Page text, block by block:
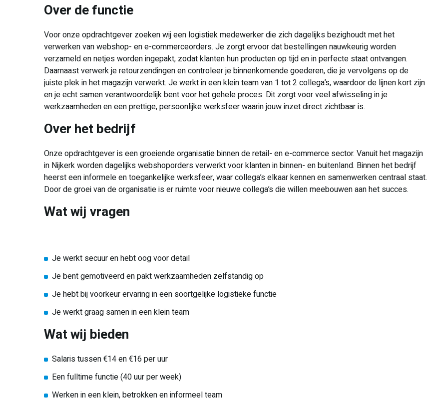
Over de functie
Voor onze opdrachtgever zoeken wij een logistiek medewerker die zich dagelijks bezighoudt met het
verwerken van webshop- en e-commerceorders. Je zorgt ervoor dat bestellingen nauwkeurig worden
verzameld en netjes worden ingepakt, zodat klanten hun producten op tijd en in perfecte staat ontvangen.
Daarnaast verwerk je retourzendingen en controleer je binnenkomende goederen, die je vervolgens op de
juiste plek in het magazijn verwerkt. Je werkt in een klein team van 1 tot 2 collega’s, waardoor de lijnen kort zijn
en je echt samen verantwoordelijk bent voor het gehele proces. Dit zorgt voor veel afwisseling in je
werkzaamheden en een prettige, persoonlijke werksfeer waarin jouw inzet direct zichtbaar is.
Over het bedrijf
Onze opdrachtgever is een groeiende organisatie binnen de retail- en e-commerce sector. Vanuit het magazijn
in Nijkerk worden dagelijks webshoporders verwerkt voor klanten in binnen- en buitenland. Binnen het bedrijf
heerst een informele en toegankelijke werksfeer, waar collega’s elkaar kennen en samenwerken centraal staat.
Door de groei van de organisatie is er ruimte voor nieuwe collega’s die willen meebouwen aan het succes.
Wat wij vragen
Je werkt secuur en hebt oog voor detail
Je bent gemotiveerd en pakt werkzaamheden zelfstandig op
Je hebt bij voorkeur ervaring in een soortgelijke logistieke functie
Je werkt graag samen in een klein team
Wat wij bieden
Salaris tussen €14 en €16 per uur
Een fulltime functie (40 uur per week)
Werken in een klein, betrokken en informeel team